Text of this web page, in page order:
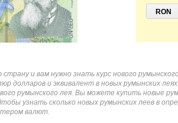
RON
и вам нужно знать курс нового
долларов и эквивалент в новых румынских
румынского лея. Вы можете купить новые
узнать сколько новых румынских леев в
валют.